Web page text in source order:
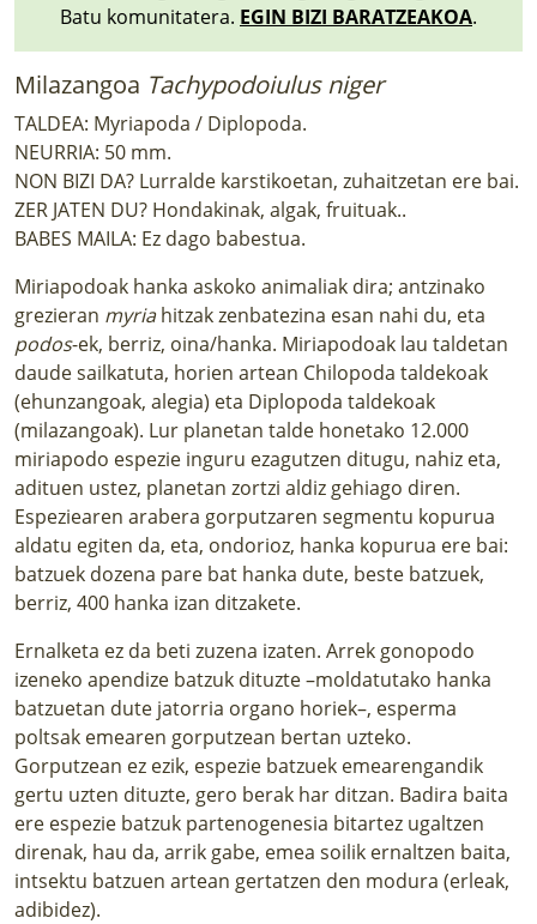
Batu komunitatera. EGIN BIZI BARATZEAKOA.
Milazangoa Tachypodoiulus niger
TALDEA: Myriapoda / Diplopoda.
NEURRIA: 50 mm.
NON BIZI DA? Lurralde karstikoetan, zuhaitzetan ere bai.
ZER JATEN DU? Hondakinak, algak, fruituak..
BABES MAILA: Ez dago babestua.
Miriapodoak hanka askoko animaliak dira; antzinako
grezieran myriahitzak zenbatezina esan nahi du, eta
podos-ek, berriz, oina/hanka. Miriapodoak lau taldetan
daude sailkatuta, horien artean Chilopoda taldekoak
(ehunzangoak, alegia) eta Diplopoda taldekoak
(milazangoak). Lur planetan talde honetako 12.000
miriapodo espezie inguru ezagutzen ditugu, nahiz eta,
adituen ustez, planetan zortzi aldiz gehiago diren.
Espeziearen arabera gorputzaren segmentu kopurua
aldatu egiten da, eta, ondorioz, hanka kopurua ere bai:
batzuek dozena pare bat hanka dute, beste batzuek,
berriz, 400 hanka izan ditzakete.
Ernalketa ez da beti zuzena izaten. Arrek gonopodo
izeneko apendize batzuk dituzte –moldatutako hanka
batzuetan dute jatorria organo horiek–, esperma
poltsak emearen gorputzean bertan uzteko.
Gorputzean ez ezik, espezie batzuek emearengandik
gertu uzten dituzte, gero berak har ditzan. Badira baita
ere espezie batzuk partenogenesia bitartez ugaltzen
direnak, hau da, arrik gabe, emea soilik ernaltzen baita,
intsektu batzuen artean gertatzen den modura (erleak,
adibidez).